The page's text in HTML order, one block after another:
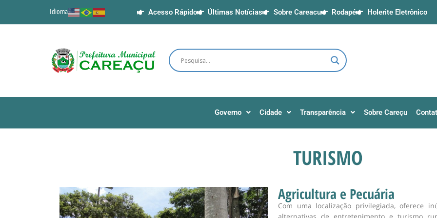
Idioma Acesso Rápido Últimas Notícias Sobre Careacu Rodapé Holerite Eletrônico
Governo Cidade Transparência Sobre Careçu
TURISMO
Agricultura e Pecuária
Com uma localização privilegiada, oferece